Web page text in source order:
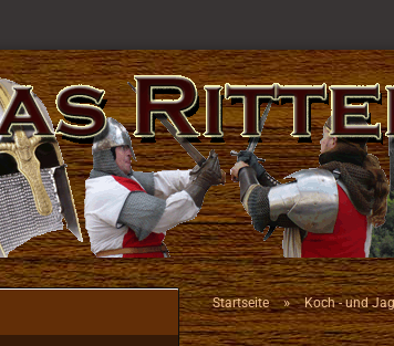
Startseite » Koch - und